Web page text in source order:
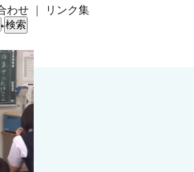
わせ リンク集